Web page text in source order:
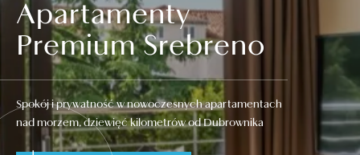
Apartamenty
Premium Srebreno
Spokój i prywatność w nowoczesnych apartamentach
nad morzem, dziewięć kilometrów od Dubrownika